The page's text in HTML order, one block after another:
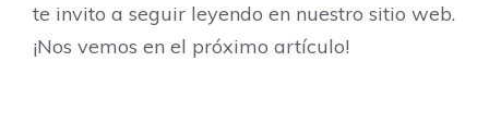
te invito a seguir leyendo en nuestro sitio web.
¡Nos vemos en el próximo artículo!